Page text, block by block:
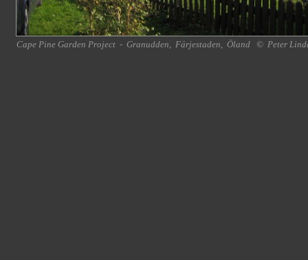
Cape Pine Garden Project - Granudden, Färjestaden, Öland © Peter